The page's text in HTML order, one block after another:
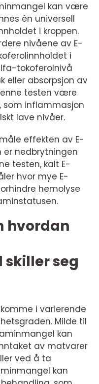
kan være
én universell
i kroppen.
nivåene av E-
i
tokoferolnivå
eller absorpsjon av
testen være
som inflammasjon
lave nivåer.
effekten av E-
er nedbrytningen
testen, kalt E-
hvor mye E-
hemolyse
hvordan
seg
i varierende
Milde til
kan
av matvarer
ved å ta
kan